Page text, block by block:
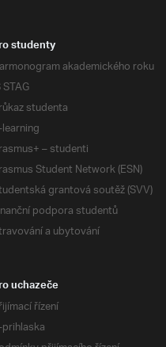
studenty
akademického roku
STAG
studenta
– studenti
Student Network (ESN)
grantová soutěž (SVV)
podpora studentů
a ubytování
uchazeče
řízení